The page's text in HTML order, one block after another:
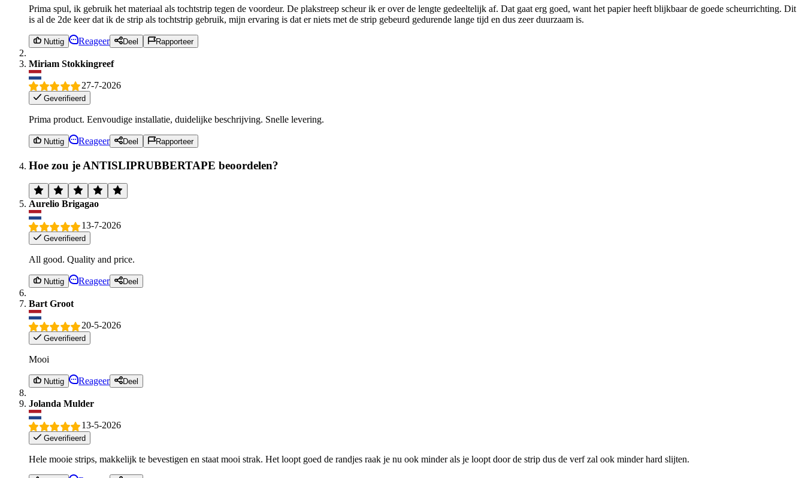
Prima spul, ik gebruik het materiaal als tochtstrip tegen de voordeur. De plakstreep scheur ik er over de lengte gedeeltelijk af. Dat gaat erg goed, want het papier heeft blijkbaar de goede scheurrichting. Dit
is al de 2de keer dat ik de strip als tochtstrip gebruik, mijn ervaring is dat er niets met de strip gebeurd gedurende lange tijd en dus zeer duurzaam is.
Nuttig Reageer Deel Rapporteer
Miriam Stokkingreef
27-7-2026
Geverifieerd
Prima product. Eenvoudige installatie, duidelijke beschrijving. Snelle levering.
Nuttig Reageer Deel Rapporteer
Hoe zou je ANTISLIPRUBBERTAPE beoordelen?
Aurelio Brigagao
13-7-2026
Geverifieerd
All good. Quality and price.
Nuttig Reageer Deel
Bart Groot
20-5-2026
Geverifieerd
Mooi
Nuttig Reageer Deel
Jolanda Mulder
13-5-2026
Geverifieerd
Hele mooie strips, makkelijk te bevestigen en staat mooi strak. Het loopt goed de randjes raak je nu ook minder als je loopt door de strip dus de verf zal ook minder hard slijten.